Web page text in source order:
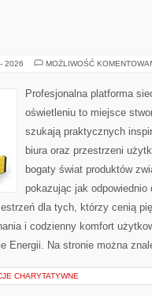
2026 MOŻLIWOŚĆ
Profesjonalna platforma
oświetleniu to miejsce
szukają praktycznych
biura oraz przestrzeni
bogaty świat produktów
pokazując jak odpowiednio
dla tych, którzy cenią
i codzienny komfort
Energii. Na stronie można
CHARYTATYWNE